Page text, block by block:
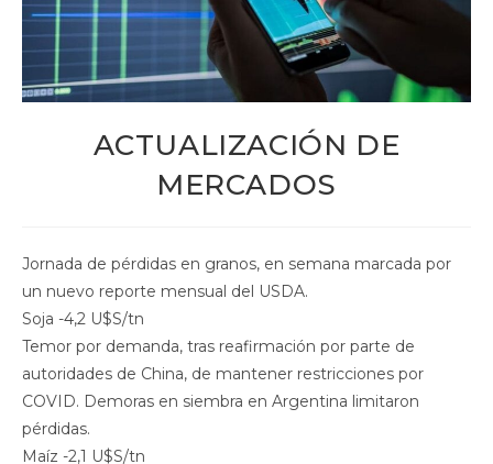
ACTUALIZACIÓN DE
MERCADOS
Jornada de pérdidas en granos, en semana marcada por
un nuevo reporte mensual del USDA.
Soja -4,2 U$S/tn
Temor por demanda, tras reafirmación por parte de
autoridades de China, de mantener restricciones por
COVID. Demoras en siembra en Argentina limitaron
pérdidas.
Maíz -2,1 U$S/tn